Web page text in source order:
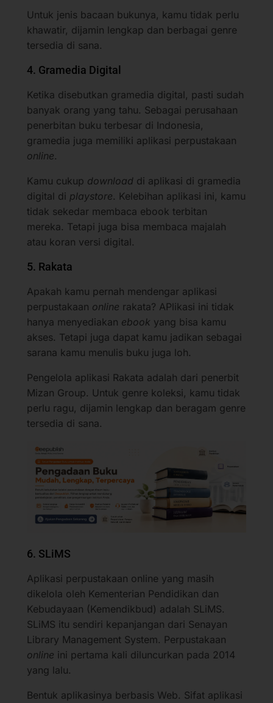
Untuk jenis bacaan bukunya, kamu tidak perlu
khawatir, dijamin lengkap dan berbagai genre
tersedia di sana.
4. Gramedia Digital
Ketika disebutkan gramedia digital, pasti sudah
banyak orang yang tahu. Sebagai perusahaan
penerbitan buku terbesar di Indonesia,
gramedia juga memiliki aplikasi perpustakaan
online.
Kamu cukup download di aplikasi di gramedia
digital di playstore. Kelebihan aplikasi ini, kamu
tidak sekedar membaca ebook terbitan
mereka. Tetapi juga bisa membaca majalah
atau koran versi digital.
5. Rakata
Apakah kamu pernah mendengar aplikasi
perpustakaan online rakata? APlikasi ini tidak
hanya menyediakan ebook yang bisa kamu
akses. Tetapi juga dapat kamu jadikan sebagai
sarana kamu menulis buku juga loh.
Pengelola aplikasi Rakata adalah dari penerbit
Mizan Group. Untuk genre koleksi, kamu tidak
perlu ragu, dijamin lengkap dan beragam genre
tersedia di sana.
6. SLiMS
Aplikasi perpustakaan online yang masih
dikelola oleh Kementerian Pendidikan dan
Kebudayaan (Kemendikbud) adalah SLiMS.
SLiMS itu sendiri kepanjangan dari Senayan
Library Management System. Perpustakaan
online ini pertama kali diluncurkan pada 2014
yang lalu.
Bentuk aplikasinya berbasis Web. Sifat aplikasi